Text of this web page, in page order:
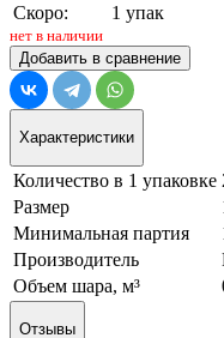
Скоро:
1 упак
нет в наличии
Добавить в сравнение
Характеристики
Количество в 1 упаковке
Размер
Минимальная партия
Производитель
Объем шара, м³
Отзывы